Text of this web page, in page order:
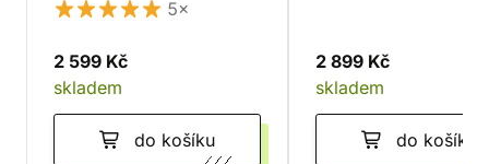
5×
2 599 Kč
skladem
do košíku
2 899 Kč
skladem
do košíku